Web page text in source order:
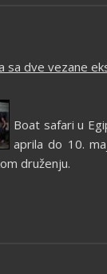
sa dve vezane
Boat safari u
aprila do 10.
druženju.